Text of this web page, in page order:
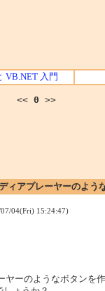
VB.NET 入門
)] << 0 >>
ィアプレーヤーのよう
04(Fri) 15:24:47)
ヤーのようなボタンを